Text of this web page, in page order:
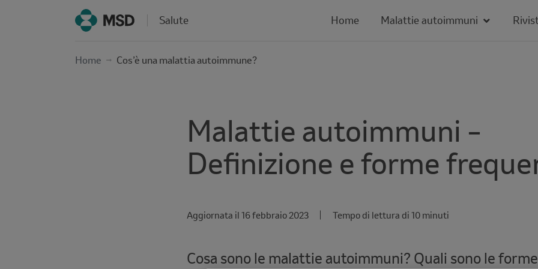
Salute Home Malattie autoimmuni
Home Cos’è una malattia autoimmune?
Malattie autoimmuni –
Definizione e forme
Aggiornata il 16 febbraio 2023
Reading
Tempo di lettura di 10 minuti
Cosa sono le malattie autoimmuni? Quali sono le